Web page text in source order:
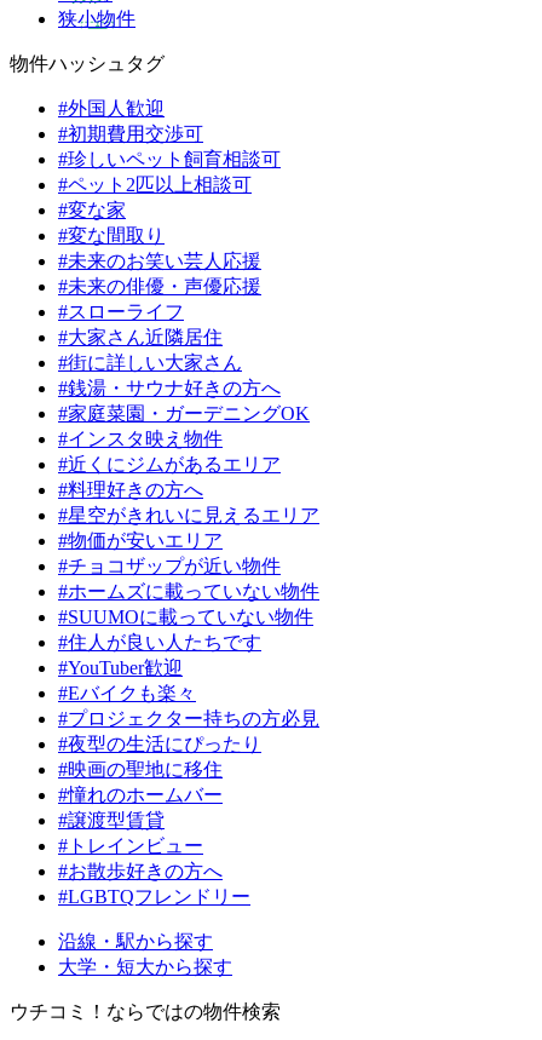
狭小物件
物件ハッシュタグ
#外国人歓迎
#初期費用交渉可
#珍しいペット飼育相談可
#ペット2匹以上相談可
#変な家
#変な間取り
#未来のお笑い芸人応援
#未来の俳優・声優応援
#スローライフ
#大家さん近隣居住
#街に詳しい大家さん
#銭湯・サウナ好きの方へ
#家庭菜園・ガーデニングOK
#インスタ映え物件
#近くにジムがあるエリア
#料理好きの方へ
#星空がきれいに見えるエリア
#物価が安いエリア
#チョコザップが近い物件
#ホームズに載っていない物件
#SUUMOに載っていない物件
#住人が良い人たちです
#YouTuber歓迎
#Eバイクも楽々
#プロジェクター持ちの方必見
#夜型の生活にぴったり
#映画の聖地に移住
#憧れのホームバー
#譲渡型賃貸
#トレインビュー
#お散歩好きの方へ
#LGBTQフレンドリー
沿線・駅から探す
大学・短大から探す
ウチコミ！ならではの物件検索